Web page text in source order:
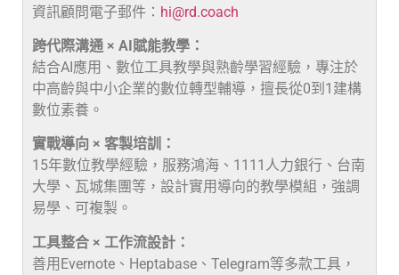
資訊顧問電子郵件： hi@rd.coach
跨代際溝通 × AI賦能教學：
結合AI應用、數位工具教學與熟齡學習經驗，專注於
中高齡與中小企業的數位轉型輔導，擅長從0到1建構
數位素養。
實戰導向 × 客製培訓：
15年數位教學經驗，服務鴻海、1111人力銀行、台南
大學、瓦城集團等，設計實用導向的教學模組，強調
易學、可複製。
工具整合 × 工作流設計：
善用Evernote、Heptabase、Telegram等多款工具，